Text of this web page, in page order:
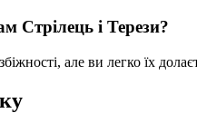
Стрілець і Терези?
але ви легко їх